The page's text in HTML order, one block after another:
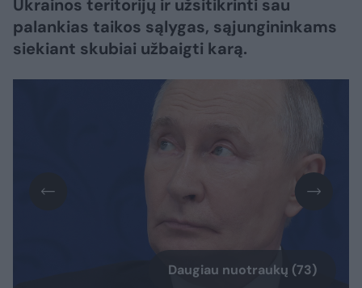
Ukrainos teritorijų ir užsitikrinti sau
palankias taikos sąlygas, sąjungininkams
siekiant skubiai užbaigti karą.​​​​​​​​​​​​​​​​​​​​​​​​​​​
Daugiau nuotraukų (73)